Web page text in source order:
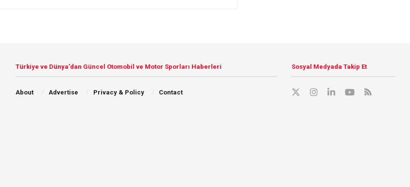
Türkiye ve Dünya'dan Güncel Otomobil ve Motor Sporları Haberleri
About Advertise Privacy & Policy Contact
Sosyal Medyada Takip Et